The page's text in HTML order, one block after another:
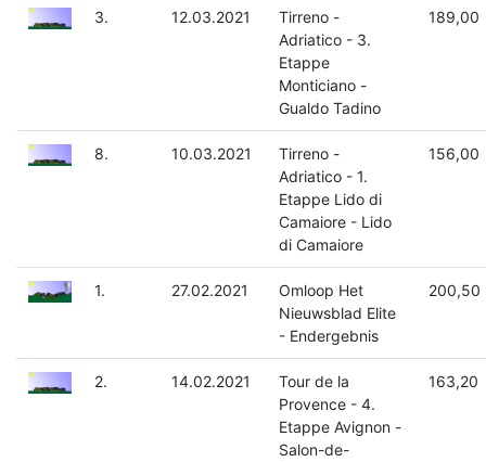
3. 12.03.2021
Tirreno -
Adriatico - 3.
Etappe
Monticiano -
Gualdo Tadino
189,00
8. 10.03.2021
Tirreno -
Adriatico - 1.
Etappe Lido di
Camaiore - Lido
di Camaiore
156,00
1. 27.02.2021
Omloop Het
Nieuwsblad Elite
- Endergebnis
200,50
2. 14.02.2021
Tour de la
Provence - 4.
Etappe Avignon -
Salon-de-
163,20